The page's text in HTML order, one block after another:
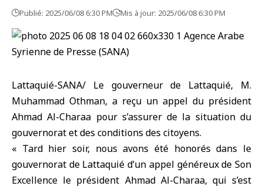
Publié: 2025/06/08 6:30 PM Mis à jour: 2025/06/08 6:30 PM
Lattaquié-SANA/ Le gouverneur de Lattaquié, M.
Muhammad Othman, a reçu un appel du président
Ahmad Al-Charaa pour s’assurer de la situation du
gouvernorat et des conditions des citoyens.
« Tard hier soir, nous avons été honorés dans le
gouvernorat de Lattaquié d’un appel généreux de Son
Excellence le président Ahmad Al-Charaa, qui s’est